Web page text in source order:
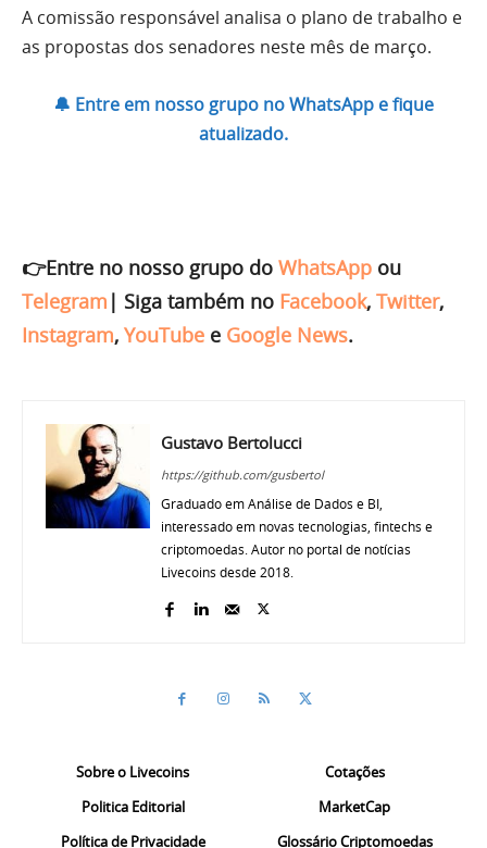
A comissão responsável analisa o plano de trabalho e
as propostas dos senadores neste mês de março.
🔔 Entre em nosso grupo no WhatsApp e fique
atualizado.
👉Entre no nosso grupo do WhatsApp ou
Telegram | Siga também no Facebook, Twitter,
Instagram, YouTube e Google News.
Gustavo Bertolucci
https://github.com/gusbertol
Graduado em Análise de Dados e BI,
interessado em novas tecnologias, fintechs e
criptomoedas. Autor no portal de notícias
Livecoins desde 2018.
Sobre o Livecoins
Politica Editorial
Política de Privacidade
Cotações
MarketCap
Glossário Criptomoedas